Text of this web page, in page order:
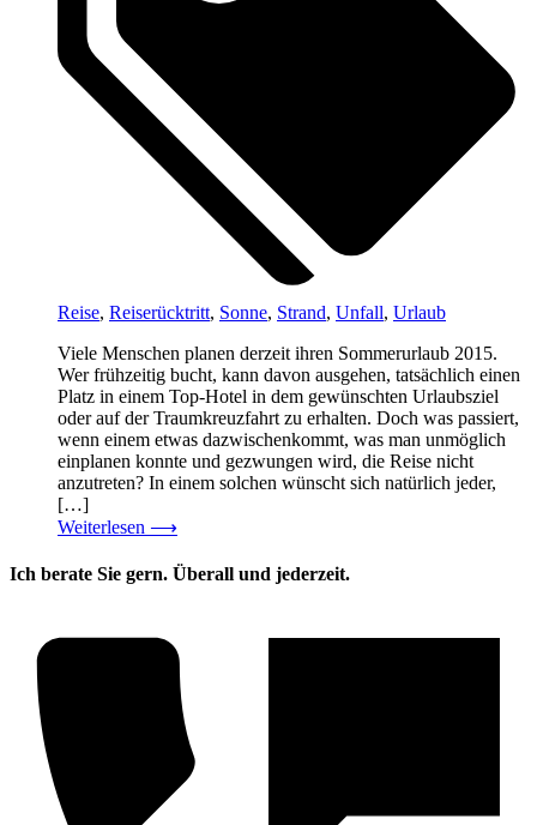
Reise, Reiserücktritt, Sonne, Strand, Unfall, Urlaub
Viele Menschen planen derzeit ihren Sommerurlaub 2015.
Wer frühzeitig bucht, kann davon ausgehen, tatsächlich einen
Platz in einem Top-Hotel in dem gewünschten Urlaubsziel
oder auf der Traumkreuzfahrt zu erhalten. Doch was passiert,
wenn einem etwas dazwischenkommt, was man unmöglich
einplanen konnte und gezwungen wird, die Reise nicht
anzutreten? In einem solchen wünscht sich natürlich jeder,
[…]
Weiterlesen ⟶
Ich berate Sie gern. Überall und jederzeit.